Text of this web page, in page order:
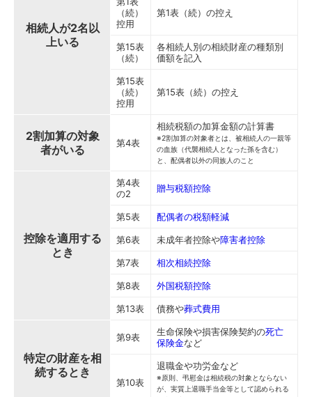
相続人が2名以
上いる
（続）
控用
第1表（続）の控え
第15表
（続）
各相続人別の相続財産の種類別
価額を記入
第15表
（続）
控用
第15表（続）の控え
2割加算の対象
者がいる
第4表
相続税額の加算金額の計算書
※2割加算の対象者とは、被相続人の一親等
の血族（代襲相続人となった孫を含む）
と、配偶者以外の同族人のこと
控除を適用する
とき
第4表
の2
贈与税額控除
第5表 配偶者の税額軽減
第6表 未成年者控除や障害者控除
第7表 相次相続控除
第8表 外国税額控除
第13表 債務や葬式費用
特定の財産を相
続するとき
第9表 生命保険や損害保険契約の死亡
保険金など
第10表
退職金や功労金など
※原則、弔慰金は相続税の対象とならない
が、実質上退職手当金等として認められる